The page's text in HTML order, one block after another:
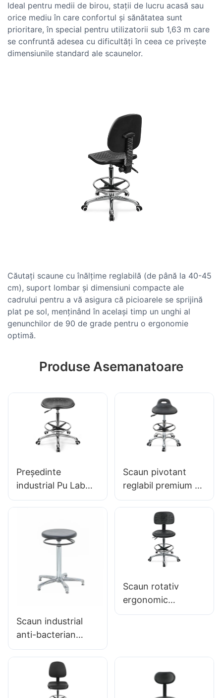
Ideal pentru medii de birou, stații de lucru acasă sau
orice mediu în care confortul și sănătatea sunt
prioritare, în special pentru utilizatorii sub 1,63 m care
se confruntă adesea cu dificultăți în ceea ce privește
dimensiunile standard ale scaunelor.
Căutați scaune cu înălțime reglabilă (de până la 40-45
cm), suport lombar și dimensiuni compacte ale
cadrului pentru a vă asigura că picioarele se sprijină
plat pe sol, menținând în același timp un unghi al
genunchilor de 90 de grade pentru o ergonomie
optimă.
Produse Asemanatoare
Președinte
industrial Pu Lab
pentru instituții de
CONSTRUIT BUMĂ
Scaun pivotant
reglabil premium cu
mâner, Scaun cu
spumă intergal &
PU PU STOOL
DESCHIP DE PUT
ALIMENTARE AU-A
ADRESABILĂ
POOTELOR &
CROM 5 STAR011
Scaun industrial
anti-bacterian
pentru linia de
asamblare a
atelierului IC015-2
ODM OEM
Scaun rotativ
ergonomic
premium Ic027 cu
aluminiu pentru
laboratoare/birouri